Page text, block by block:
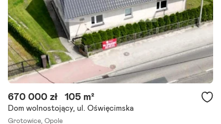
Szczegóły ogłoszenia
Dom wolnostojący, ul. Oświęcimska
Grotowice, Opole
670 000 zł 105 m²